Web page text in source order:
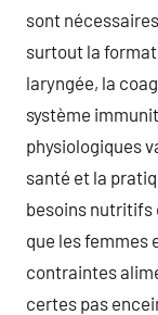
sont
surtout la
laryngée, la
système
physiologiques
santé et la
besoins nutritifs
que les femmes
contraintes
certes pas